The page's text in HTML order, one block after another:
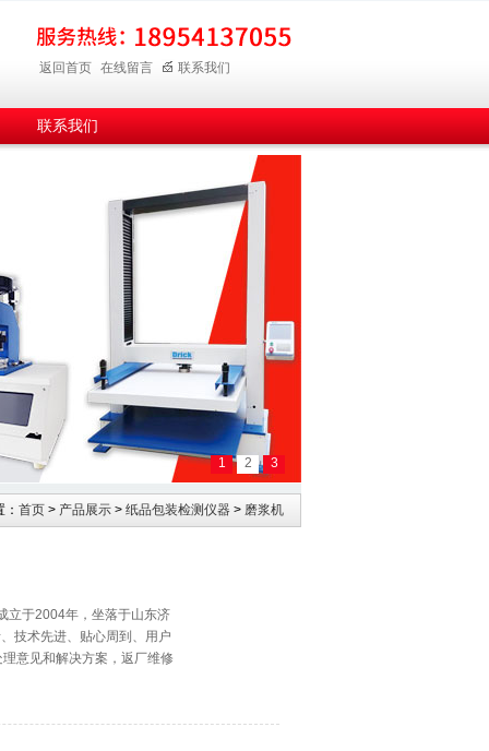
返回首页 在线留言 联系我们
联系我们
1 2 3
首页 > 产品展示 > 纸品包装检测仪器 > 磨浆机
立于2004年，坐落于山东济
技术先进、贴心周到、用户
意见和解决方案，返厂维修